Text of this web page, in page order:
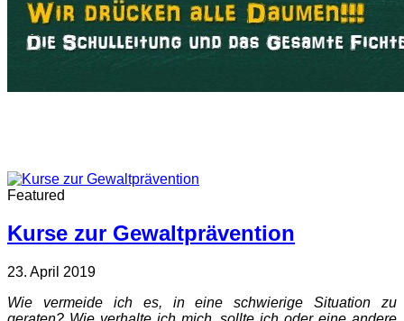
Featured
Kurse zur Gewaltprävention
23. April 2019
Wie vermeide ich es, in eine schwierige Situation zu